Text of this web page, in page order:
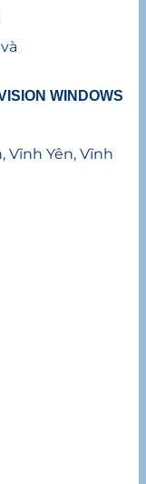
và
WINDOWS
Vĩnh Yên, Vĩnh